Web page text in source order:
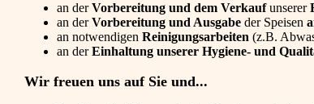
an derVorbereitung und dem Verkaufunserer
an derVorbereitung und Ausgabe der Speisen
an notwendigen Reinigungsarbeiten (z.B.
an derEinhaltung unserer Hygiene- und
Wir freuen uns auf Sie und...